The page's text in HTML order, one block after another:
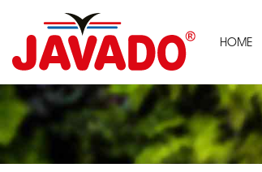
HOME